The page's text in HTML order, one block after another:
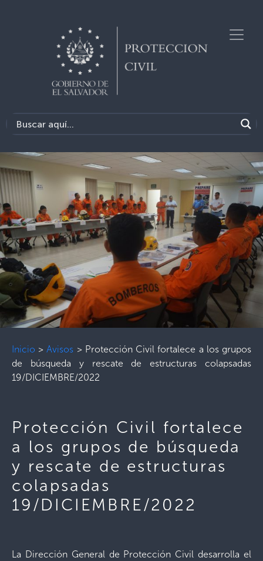
Inicio >Avisos > Protección Civil fortalece a los grupos
de búsqueda y rescate de estructuras colapsadas
19/DICIEMBRE/2022
Protección Civil fortalece
a los grupos de búsqueda
y rescate de estructuras
colapsadas
19/DICIEMBRE/2022
La Dirección General de Protección Civil desarrolla el